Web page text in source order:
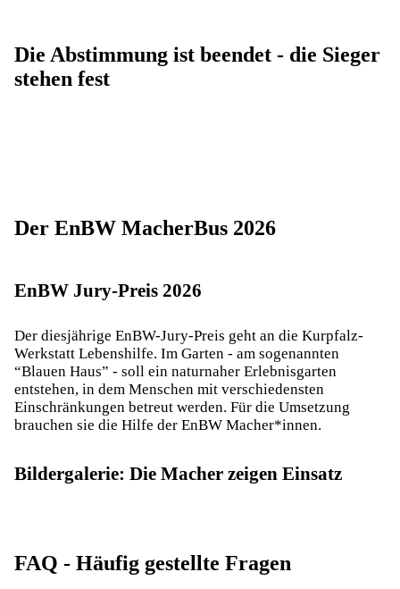
Die Abstimmung ist beendet - die Sieger
stehen fest
Der EnBW MacherBus 2026
EnBW Jury-Preis 2026
Der diesjährige EnBW-Jury-Preis geht an die Kurpfalz-
Werkstatt Lebenshilfe​. Im Garten - am sogenannten
“Blauen Haus” - soll ein naturnaher Erlebnisgarten
entstehen, in dem Menschen mit verschiedensten
Einschränkungen betreut werden. Für die Umsetzung
brauchen sie die Hilfe der EnBW Macher*innen.
Bildergalerie: Die Macher zeigen Einsatz
FAQ - Häufig gestellte Fragen